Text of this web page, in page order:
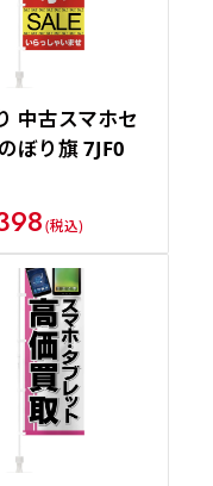
中古スマホセ
ぼり旗 7JF0
(税込)